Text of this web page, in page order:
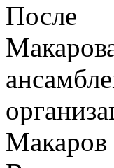
После